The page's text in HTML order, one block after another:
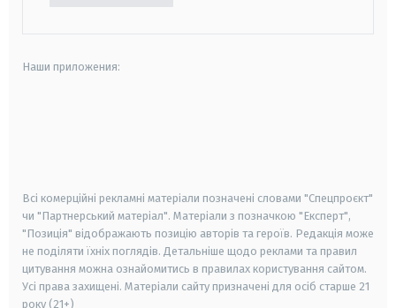
Наши приложения:
Всі комерційні рекламні матеріали позначені словами "Спецпроєкт"
чи "Партнерський матеріал". Матеріали з позначкою "Експерт",
"Позиція" відображають позицію авторів та героїв. Редакція може
не поділяти їхніх поглядів. Детальніше щодо реклами та правил
цитування можна ознайомитись в правилах користування сайтом.
Усі права захищені. Матеріали сайту призначені для осіб старше 21
року (21+)